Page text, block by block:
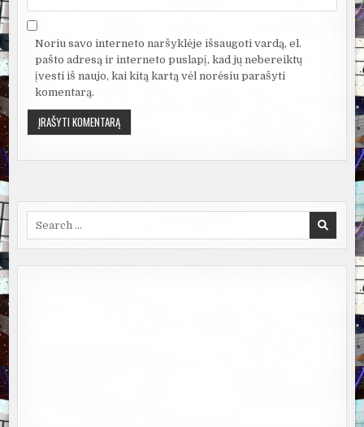
Noriu savo interneto naršyklėje išsaugoti vardą, el.
pašto adresą ir interneto puslapį, kad jų nebereiktų
įvesti iš naujo, kai kitą kartą vėl norėsiu parašyti
komentarą.